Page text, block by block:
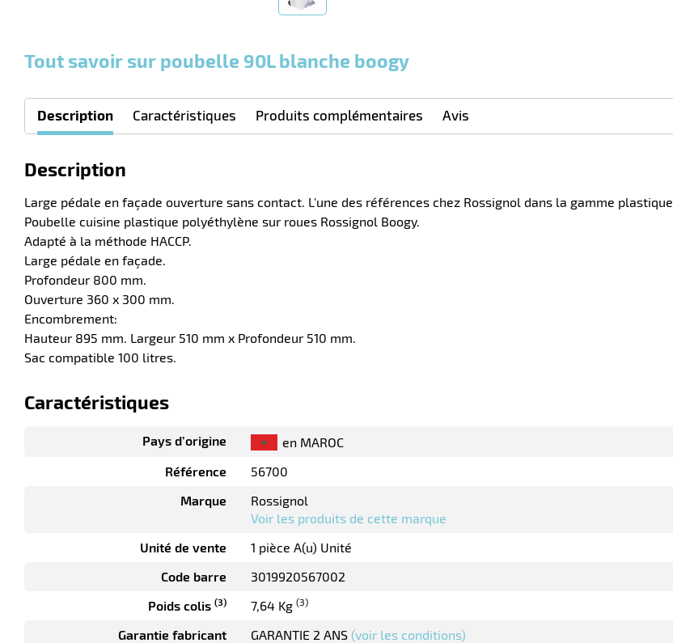
Tout savoir sur poubelle 90L blanche boogy
Description Caractéristiques Produits complémentaires Avis
Description
Large pédale en façade ouverture sans contact. L'une des références chez Rossignol dans la gamme plastique.
Poubelle cuisine plastique polyéthylène sur roues Rossignol Boogy.
Adapté à la méthode HACCP.
Large pédale en façade.
Profondeur 800 mm.
Ouverture 360 x 300 mm.
Encombrement:
Hauteur 895 mm. Largeur 510 mm x Profondeur 510 mm.
Sac compatible 100 litres.
Caractéristiques
Pays d’origine
en MAROC
Référence
56700
Marque
Rossignol
Voir les produits de cette marque
Unité de vente
1 pièce A(u) Unité
Code barre
3019920567002
Poids colis (3) 7,64 Kg (3)
Garantie fabricant GARANTIE 2 ANS (voir les conditions)